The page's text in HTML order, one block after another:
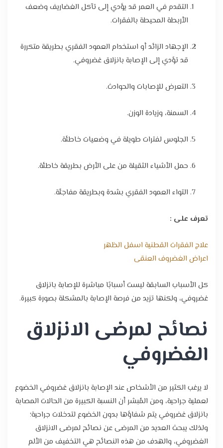
التقدم في العمر قد يؤدي إلى تآكل الغضاريف وضعف
الأربطة المحيطة بالفقرات.
الإجهاد الزائد أو استخدام العمود الفقري بطريقة متكررة
قد تؤدي إلى الإصابة بانزلاق غضروفي.
التعرض للإصابات والحوادث.
السمنة، وزيادة الوزن.
الجلوس لفترات طويلة في وضعيات خاطئة.
حمل الأشياء الثقيلة من على الأرض بطريقة خاطئة.
التواء العمود الفقري بشدة وبطريقة مفاجئة.
تعرف على :
علاج الفقرات القطنية اسفل الظهر
اعراض الغضروف العنقى
كل الأسباب السابقة ليست أسبابًا مباشرة للإصابة بانزلاق
غضروفي، ولكنها تزيد من فرصة الإصابة بالمشكلة بصورة كبيرة.
نصائح لمرضى الانزلاق
الغضروفي
لا يرغب الكثير من الأشخاص عند الإصابة بانزلاق غضروفي الخضوع
لعملية جراحية، ومن المُبشر أن النسبة الكبيرة من الحالات المصابة
بانزلاق غضروفي يتم شفاؤها بدون الخضوع لتدخلات جراحية؛
ولذلك يبحث العديد من المرضى عن نصائح لمرضى الانزلاق
الغضروفي، والهدف من هذه النصائح هي التخفيف من الألم